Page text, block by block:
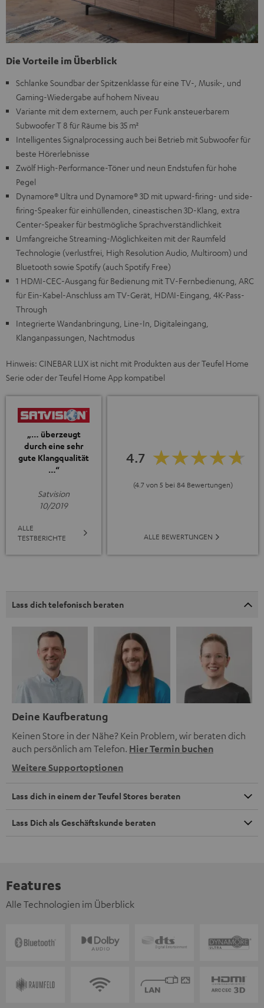
Die Vorteile im Überblick
Schlanke Soundbar der Spitzenklasse für eine TV-, Musik-, und
Gaming-Wiedergabe auf hohem Niveau
Variante mit dem externem, auch per Funk ansteuerbarem
Subwoofer T 8 für Räume bis 35 m²
Intelligentes Signalprocessing auch bei Betrieb mit Subwoofer für
beste Hörerlebnisse
Zwölf High-Performance-Töner und neun Endstufen für hohe
Pegel
Dynamore® Ultra und Dynamore® 3D mit upward-firing- und side-
firing-Speaker für einhüllenden, cineastischen 3D-Klang, extra
Center-Speaker für bestmögliche Sprachverständlichkeit
Umfangreiche Streaming-Möglichkeiten mit der Raumfeld
Technologie (verlustfrei, High Resolution Audio, Multiroom) und
Bluetooth sowie Spotify (auch Spotify Free)
1 HDMI-CEC-Ausgang für Bedienung mit TV-Fernbedienung, ARC
für Ein-Kabel-Anschluss am TV-Gerät, HDMI-Eingang, 4K-Pass-
Through
Integrierte Wandanbringung, Line-In, Digitaleingang,
Klanganpassungen, Nachtmodus
Hinweis: CINEBAR LUX ist nicht mit Produkten aus der Teufel Home
Serie oder der Teufel Home App kompatibel
„… überzeugt
durch eine sehr
gute Klangqualität
…“
Satvision
10/2019
ALLE
TESTBERICHTE
4.7
(4.7 von 5 bei 84 Bewertungen)
ALLE BEWERTUNGEN
Lass dich telefonisch beraten
Deine Kaufberatung
Keinen Store in der Nähe? Kein Problem, wir beraten dich
auch persönlich am Telefon. Hier Termin buchen
Weitere Supportoptionen
Lass dich in einem der Teufel Stores beraten
Lass Dich als Geschäftskunde beraten
Features
Alle Technologien im Überblick